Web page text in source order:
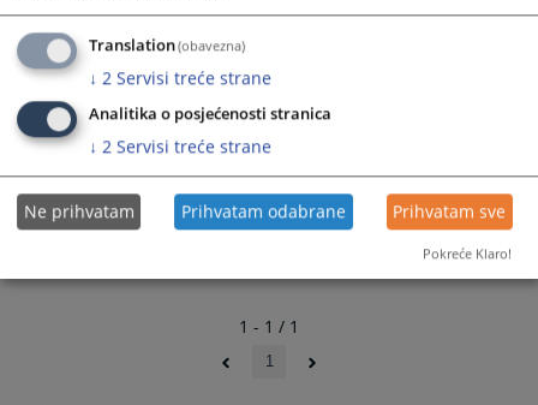
1 - 1 / 1
1
Translation(obavezna)
↓ 2 Servisi treće strane
Analitika o posjećenosti stranica
↓ 2 Servisi treće strane
Ne prihvatam Prihvatam odabrane Prihvatam sve
Pokreće Klaro!